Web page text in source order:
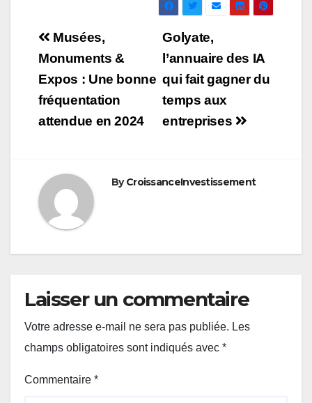
Navigation
de
l’article
Golyate,
l’annuaire des IA
qui fait gagner du
temps aux
entreprises
Musées,
Monuments &
Expos : Une bonne
fréquentation
attendue en 2024
ByCroissanceInvestissement
Laisser un commentaire
Votre adresse e-mail ne sera pas publiée. Les
champs obligatoires sont indiqués avec *
Commentaire *